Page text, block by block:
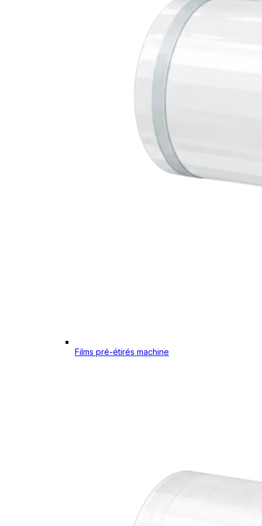
Films pré-étirés machine